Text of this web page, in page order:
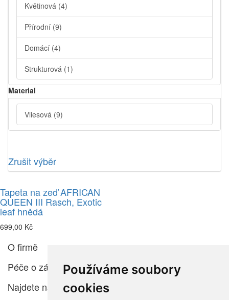
Používáme soubory
cookies
Květinová (4)
Přírodní (9)
Domácí (4)
Strukturová (1)
Material
Vliesová (9)
Zrušit výběr
Tapeta na zeď AFRICAN
QUEEN III Rasch, Exotic
leaf hnědá
699,00 Kč
O firmě
Péče o zákazníka
Najdete nás